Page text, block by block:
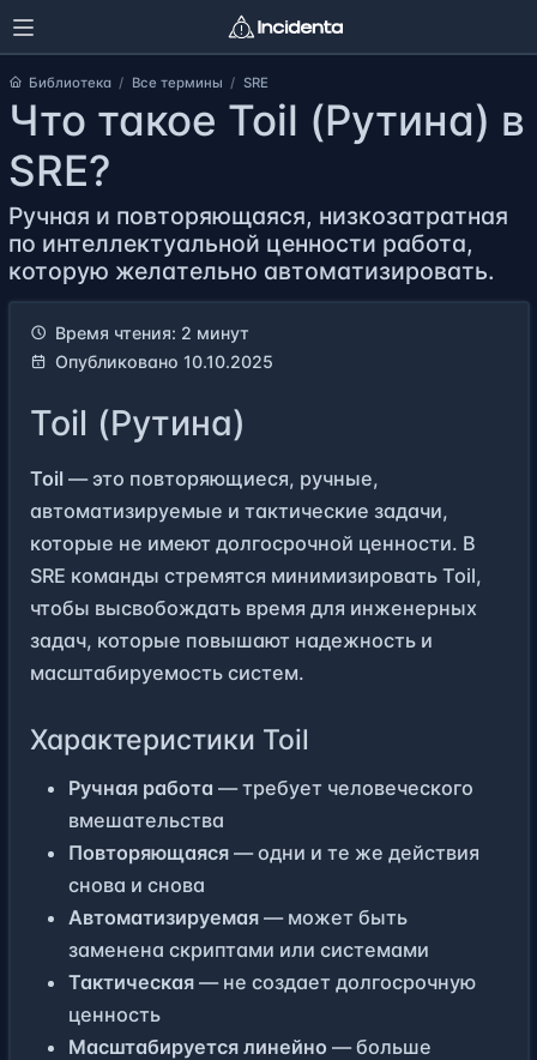
Библиотека Все термины SRE
Что такое Toil (Рутина) в
SRE?
Ручная и повторяющаяся, низкозатратная
по интеллектуальной ценности работа,
которую желательно автоматизировать.
Время чтения: 2 минут
Опубликовано 10.10.2025
Toil (Рутина)
Toil— это повторяющиеся, ручные,
автоматизируемые и тактические задачи,
которые не имеют долгосрочной ценности. В
SRE команды стремятся минимизировать Toil,
чтобы высвобождать время для инженерных
задач, которые повышают надежность и
масштабируемость систем.
Характеристики Toil
Ручная работа — требует человеческого
вмешательства
Повторяющаяся — одни и те же действия
снова и снова
Автоматизируемая — может быть
заменена скриптами или системами
Тактическая — не создает долгосрочную
ценность
Масштабируется линейно — больше